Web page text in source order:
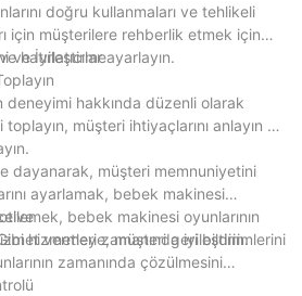
doğru kullanmaları ve tehlikeli
için müşterilere rehberlik etmek için
hatırlatıcılar ayarlayın.
ve İyileştirme
deneyimi hakkında düzenli olarak
müşteri ihtiyaçlarını anlayın ve
dayanarak, müşteri memnuniyetini
ayarlamak, bebek makinesi
bebek makinesi oyunlarının
hizmetleri zamanında iyileştirin.
vermeye, müşteri geri bildirimlerini
zamanında çözülmesini